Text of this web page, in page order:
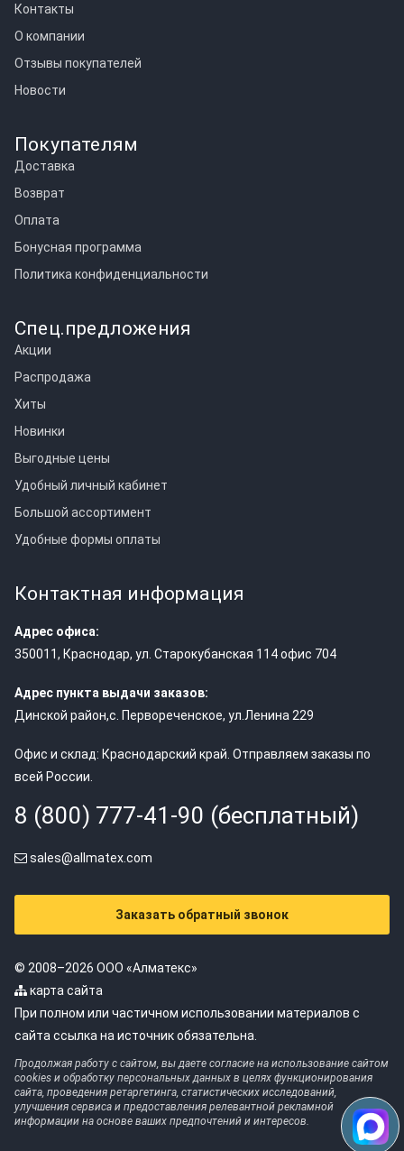
Контакты
О компании
Отзывы покупателей
Новости
Покупателям
Доставка
Возврат
Оплата
Бонусная программа
Политика конфиденциальности
Спец.предложения
Акции
Распродажа
Хиты
Новинки
Выгодные цены
Удобный личный кабинет
Большой ассортимент
Удобные формы оплаты
Контактная информация
Адрес офиса:
350011, Краснодар, ул. Старокубанская 114 офис 704
Адрес пункта выдачи заказов:
Динской район,с. Первореченское, ул.Ленина 229
Офис и склад: Краснодарский край. Отправляем заказы по
всей России.
8 (800) 777-41-90 (бесплатный)
sales@allmatex.com
Заказать обратный звонок
© 2008–2026 ООО «Алматекс»
карта сайта
При полном или частичном использовании материалов с
сайта ссылка на источник обязательна.
Продолжая работу с сайтом, вы даете согласие на использование сайтом
cookies и обработку персональных данных в целях функционирования
сайта, проведения ретаргетинга, статистических исследований,
улучшения сервиса и предоставления релевантной рекламной
информации на основе ваших предпочтений и интересов.